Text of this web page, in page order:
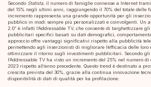
Secondo Statista, il numero di famiglie connesse a Internet
del 15% negli ultimi anni, raggiungendo il 70% del totale delle
incremento rappresenta una grande opportunità per gli
pubblico in modi sempre più personalizzati e coinvolgenti. Un
2.0” è infatti l’Addressable TV, che consente di targhettizzare
pubblicitari specifici basati su dati demografici,
approccio offre vantaggi significativi rispetto alla pubblicità
permettendo agli inserzionisti di migliorare l’efficacia delle loro
ottimizzare il ritorno sugli investimenti pubblicitari. Secondo gli
l’Addressable TV ha visto un incremento del 25% nel numero
2023 rispetto all’anno precedente. Questo trend è destinato a
crescita prevista del 30%, grazie alla continua innovazione
disponibilità di dati di qualità per ka profilazione.